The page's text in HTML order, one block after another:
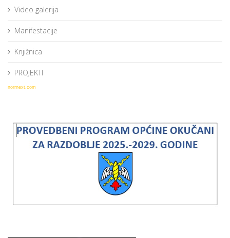
Video galerija
Manifestacije
Knjižnica
PROJEKTI
norrnext.com